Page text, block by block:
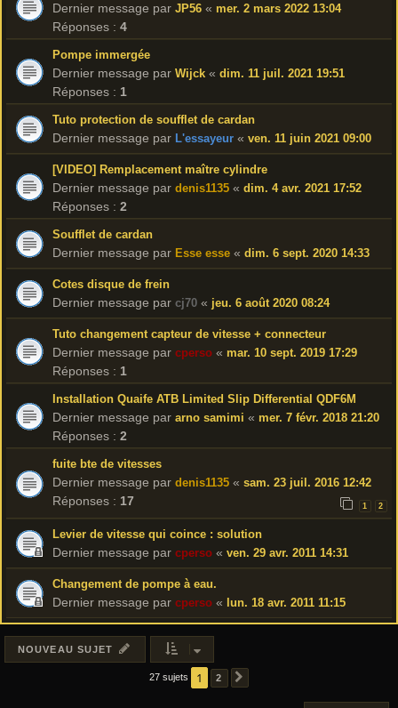
Dernier message par JP56 « mer. 2 mars 2022 13:04
Réponses : 4
Pompe immergée
Dernier message par Wijck « dim. 11 juil. 2021 19:51
Réponses : 1
Tuto protection de soufflet de cardan
Dernier message par L'essayeur « ven. 11 juin 2021 09:00
[VIDEO] Remplacement maître cylindre
Dernier message par denis1135 « dim. 4 avr. 2021 17:52
Réponses : 2
Soufflet de cardan
Dernier message par Esse esse « dim. 6 sept. 2020 14:33
Cotes disque de frein
Dernier message par cj70 « jeu. 6 août 2020 08:24
Tuto changement capteur de vitesse + connecteur
Dernier message par cperso « mar. 10 sept. 2019 17:29
Réponses : 1
Installation Quaife ATB Limited Slip Differential QDF6M
Dernier message par arno samimi « mer. 7 févr. 2018 21:20
Réponses : 2
fuite bte de vitesses
Dernier message par denis1135 « sam. 23 juil. 2016 12:42
Réponses : 17 1 2
Levier de vitesse qui coince : solution
Dernier message par cperso « ven. 29 avr. 2011 14:31
Changement de pompe à eau.
Dernier message par cperso « lun. 18 avr. 2011 11:15
NOUVEAU SUJET
27 sujets 1 2